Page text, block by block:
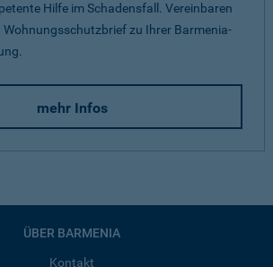
Hilfe im Schadensfall. Vereinbaren
Wohnungsschutzbrief zu Ihrer Barmenia-
mehr Infos
ÜBER BARMENIA
Kontakt